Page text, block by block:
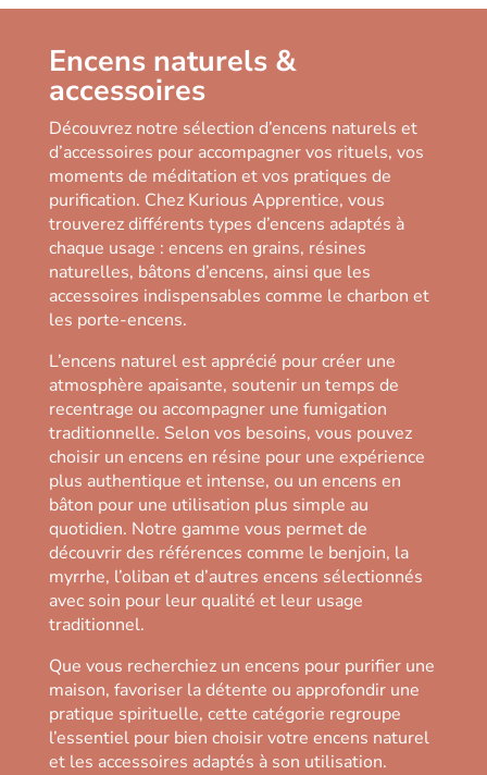
Encens naturels &
accessoires
Découvrez notre sélection d’encens naturels et
d’accessoires pour accompagner vos rituels, vos
moments de méditation et vos pratiques de
purification. Chez Kurious Apprentice, vous
trouverez différents types d’encens adaptés à
chaque usage : encens en grains, résines
naturelles, bâtons d’encens, ainsi que les
accessoires indispensables comme le charbon et
les porte-encens.
L’encens naturel est apprécié pour créer une
atmosphère apaisante, soutenir un temps de
recentrage ou accompagner une fumigation
traditionnelle. Selon vos besoins, vous pouvez
choisir un encens en résine pour une expérience
plus authentique et intense, ou un encens en
bâton pour une utilisation plus simple au
quotidien. Notre gamme vous permet de
découvrir des références comme le benjoin, la
myrrhe, l’oliban et d’autres encens sélectionnés
avec soin pour leur qualité et leur usage
traditionnel.
Que vous recherchiez un encens pour purifier une
maison, favoriser la détente ou approfondir une
pratique spirituelle, cette catégorie regroupe
l’essentiel pour bien choisir votre encens naturel
et les accessoires adaptés à son utilisation.